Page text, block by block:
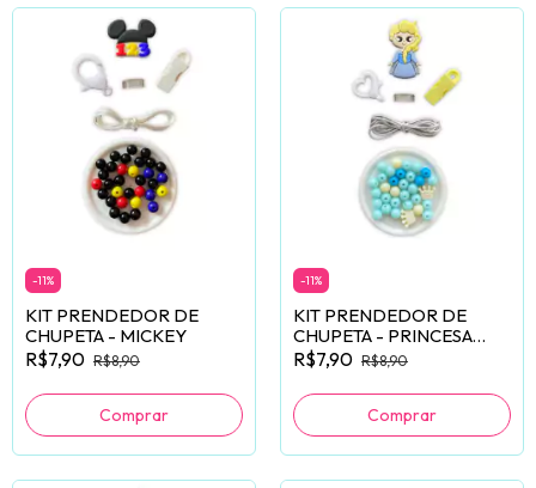
-11%
KIT PRENDEDOR DE
CHUPETA - MICKEY
R$7,90 R$8,90
-11%
KIT PRENDEDOR DE
CHUPETA - PRINCESA
ELSA (FROZEN)
R$7,90 R$8,90